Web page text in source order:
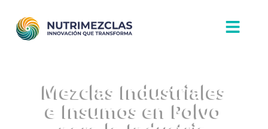
Mezclas Industriales
e Insumos en Polvo